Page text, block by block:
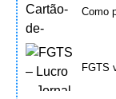
Como
FGTS